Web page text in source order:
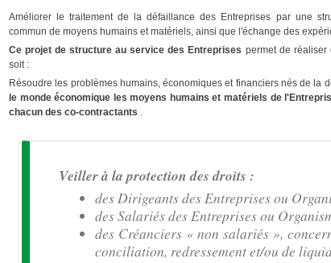
Améliorer le traitement de la défaillance des Entreprises par une
commun de moyens humains et matériels, ainsi que l'échange des
Ce projetde structure au service des Entreprises permet de réaliser
soit :
Résoudre les problèmes humains, économiques et financiers nés de la
le monde économique les moyens humains et matériels de
chacun des co-contractants .
Veiller à la protection des droits :
des Dirigeants des Entreprises ou
des Salariés des Entreprises ou
des Créanciers « non salariés »,
conciliation, redressement et/ou de